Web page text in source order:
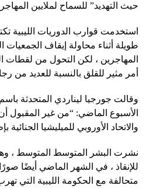
حيث التهديد” للسماح لملايين
استخدمت قوارب الدوريات الليبية
طويلة أثناء محاولة إيقاف الجمعيات
المهاجرين ، لكن التحول من لقطات
أمر مثير للقلق بالنسبة للعديد من
الأسبوع الماضي: “من غير المقبول
والاتحاد الأوروبي للميليشيا الجنائية
نشرت البشر المتوسط ​​المتوسط ​​،
للإنقاذ ، في الشهر الماضي أيضًا
متحالفة مع الحكومة الليبية التي